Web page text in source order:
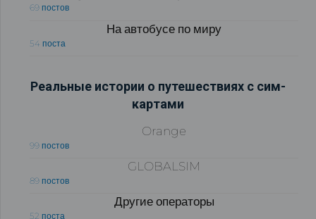
69 постов
На автобусе по миру
54 поста
Реальные истории о путешествиях с сим-
картами
Orange
99 постов
GLOBALSIM
89 постов
Другие операторы
52 поста